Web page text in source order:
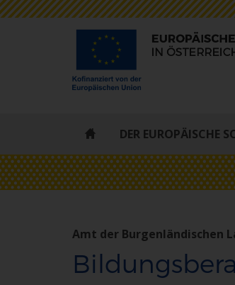
ESF
STARTSEITE
DER EUROPÄISCHE
Amt der Burgenländischen